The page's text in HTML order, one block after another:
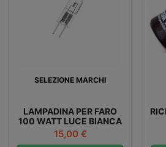
SELEZIONE MARCHI
LAMPADINA PER FARO
100 WATT LUCE BIANCA
XENON
Prezzo
15,00 €